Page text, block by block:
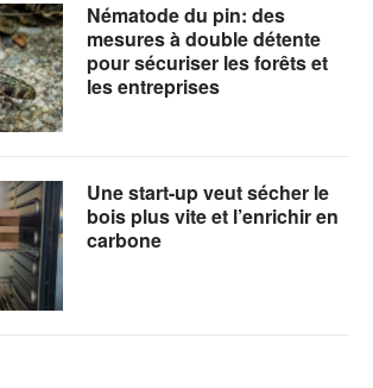
Nématode du pin: des
mesures à double détente
pour sécuriser les forêts et
les entreprises
Une start-up veut sécher le
bois plus vite et l’enrichir en
carbone